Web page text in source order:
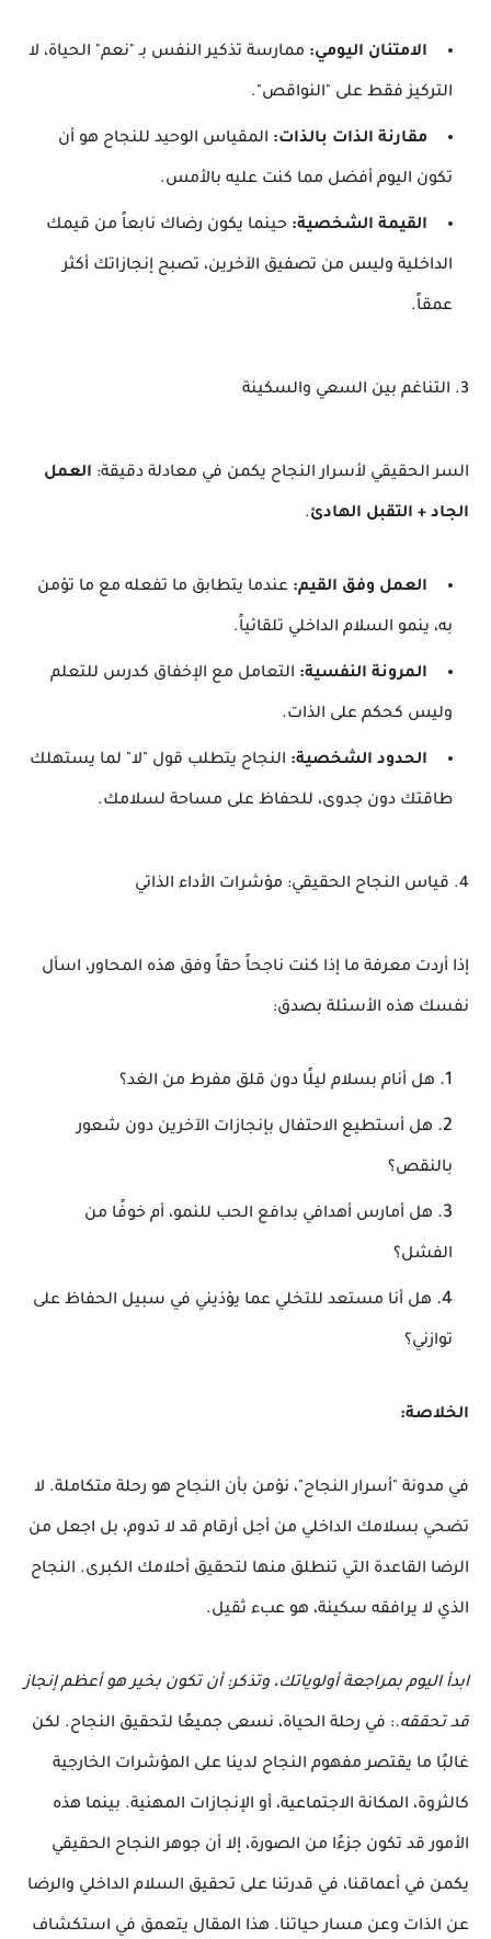
الامتنان اليومي: ممارسة تذكير النفس بـ "نعم" الحياة، لا
التركيز فقط على "النواقص".
مقارنة الذات بالذات: المقياس الوحيد للنجاح هو أن
تكون اليوم أفضل مما كنت عليه بالأمس.
القيمة الشخصية: حينما يكون رضاك نابعاً من قيمك
الداخلية وليس من تصفيق الآخرين، تصبح إنجازاتك أكثر
عمقاً.
​3. التناغم بين السعي والسكينة
​السر الحقيقي لأسرار النجاح يكمن في معادلة دقيقة: العمل
الجاد + التقبل الهادئ.
العمل وفق القيم: عندما يتطابق ما تفعله مع ما تؤمن
به، ينمو السلام الداخلي تلقائياً.
المرونة النفسية: التعامل مع الإخفاق كدرس للتعلم
وليس كحكم على الذات.
الحدود الشخصية: النجاح يتطلب قول "لا" لما يستهلك
طاقتك دون جدوى، للحفاظ على مساحة لسلامك.
​4. قياس النجاح الحقيقي: مؤشرات الأداء الذاتي
​إذا أردت معرفة ما إذا كنت ناجحاً حقاً وفق هذه المحاور، اسأل
نفسك هذه الأسئلة بصدق:
​هل أنام بسلام ليلًا دون قلق مفرط من الغد؟
​هل أستطيع الاحتفال بإنجازات الآخرين دون شعور
بالنقص؟
​هل أمارس أهدافي بدافع الحب للنمو، أم خوفًا من
الفشل؟
​هل أنا مستعد للتخلي عما يؤذيني في سبيل الحفاظ على
توازني؟
الخلاصة:
في مدونة "أسرار النجاح"، نؤمن بأن النجاح هو رحلة متكاملة. لا
تضحي بسلامك الداخلي من أجل أرقام قد لا تدوم، بل اجعل من
الرضا القاعدة التي تنطلق منها لتحقيق أحلامك الكبرى. النجاح
الذي لا يرافقه سكينة، هو عبء ثقيل.
ابدأ اليوم بمراجعة أولوياتك، وتذكر: أن تكون بخير هو أعظم إنجاز
قد تحققه.: في رحلة الحياة، نسعى جميعًا لتحقيق النجاح. لكن
غالبًا ما يقتصر مفهوم النجاح لدينا على المؤشرات الخارجية
كالثروة، المكانة الاجتماعية، أو الإنجازات المهنية. بينما هذه
الأمور قد تكون جزءًا من الصورة، إلا أن جوهر النجاح الحقيقي
يكمن في أعماقنا، في قدرتنا على تحقيق السلام الداخلي والرضا
عن الذات وعن مسار حياتنا. هذا المقال يتعمق في استكشاف